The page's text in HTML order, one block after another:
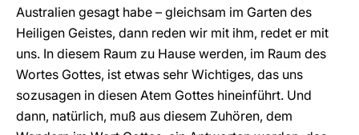
Australien gesagt habe – gleichsam im Garten des
Heiligen Geistes, dann reden wir mit ihm, redet er mit
uns. In diesem Raum zu Hause werden, im Raum des
Wortes Gottes, ist etwas sehr Wichtiges, das uns
sozusagen in diesen Atem Gottes hineinführt. Und
dann, natürlich, muß aus diesem Zuhören, dem